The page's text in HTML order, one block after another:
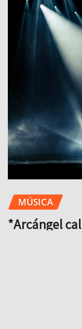
MÚSICA
*Arcángel